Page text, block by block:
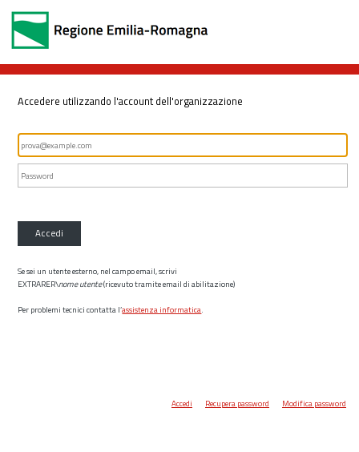
Accedere utilizzando l'account dell'organizzazione
Accedi
Se sei un utente esterno, nel campo email, scrivi
EXTRARER\nome utente(ricevuto tramite email di abilitazione)
Per problemi tecnici contatta l’assistenza informatica.
Accedi Recupera password Modifica password